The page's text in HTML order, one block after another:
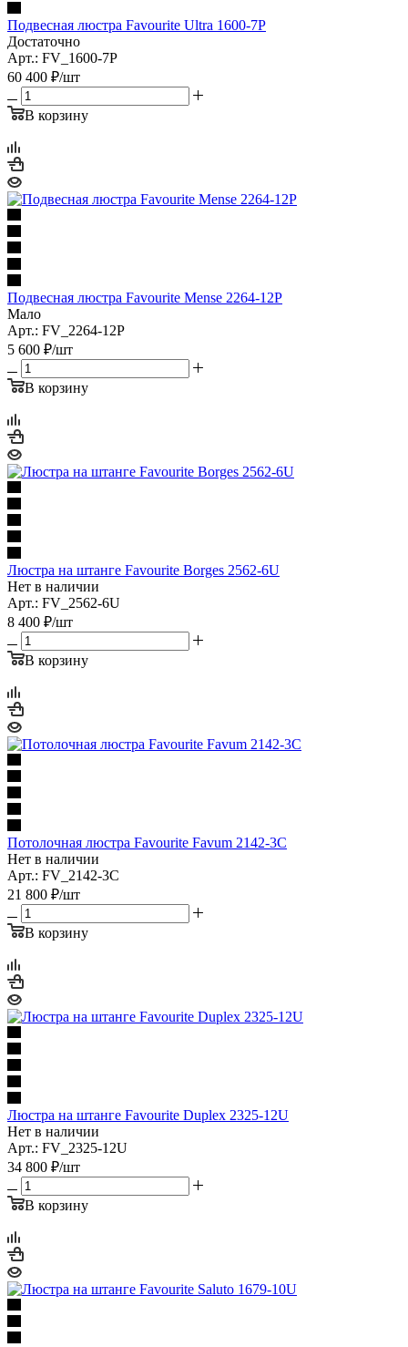
Подвесная люстра Favourite Ultra 1600-7P
Достаточно
Арт.: FV_1600-7P
60 400 ₽/шт
В корзину
Подвесная люстра Favourite Mense 2264-12P
Мало
Арт.: FV_2264-12P
5 600 ₽/шт
В корзину
Люстра на штанге Favourite Borges 2562-6U
Нет в наличии
Арт.: FV_2562-6U
8 400 ₽/шт
В корзину
Потолочная люстра Favourite Favum 2142-3C
Нет в наличии
Арт.: FV_2142-3C
21 800 ₽/шт
В корзину
Люстра на штанге Favourite Duplex 2325-12U
Нет в наличии
Арт.: FV_2325-12U
34 800 ₽/шт
В корзину